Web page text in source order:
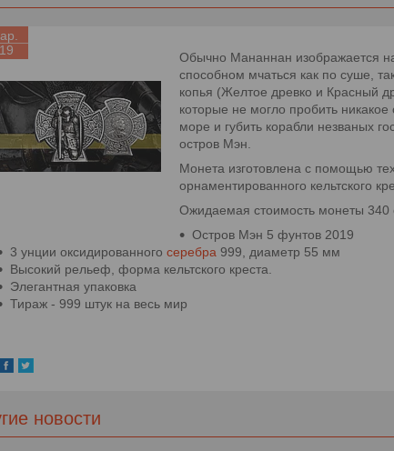
Обычно Мананнан изображается
способном мчаться как по суше,
копья (Желтое древко и Красный
которые не могло пробить
море и губить корабли незваных
остров Мэн.
Монета изготовлена с помощью
орнаментированного кельтского
Ожидаемая стоимость монеты 340
Остров Мэн 5 фунтов 2019
3 унции оксидированного серебра 999, диаметр 55 мм
Высокий рельеф, форма кельтского креста.
Элегантная упаковка
Тираж - 999 штук на весь мир
новости